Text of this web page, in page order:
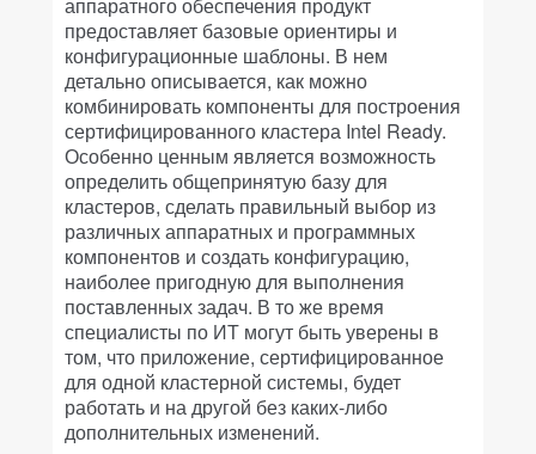
предоставляет базовые ориентиры и
конфигурационные шаблоны. В нем
детально описывается, как можно
комбинировать компоненты для построения
сертифицированного кластера Intel Ready.
Особенно ценным является возможность
определить общепринятую базу для
кластеров, сделать правильный выбор из
различных аппаратных и программных
компонентов и создать конфигурацию,
наиболее пригодную для выполнения
поставленных задач. В то же время
специалисты по ИТ могут быть уверены в
том, что приложение, сертифицированное
для одной кластерной системы, будет
работать и на другой без каких-либо
дополнительных изменений.